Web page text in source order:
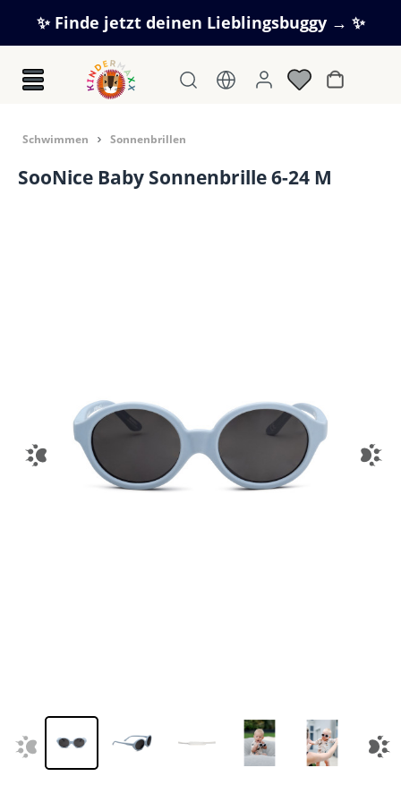
Zum Hauptinhalt springen
✨ Finde jetzt deinen Lieblingsbuggy → ✨
Schwimmen Sonnenbrillen
SooNice Baby Sonnenbrille 6-24 M